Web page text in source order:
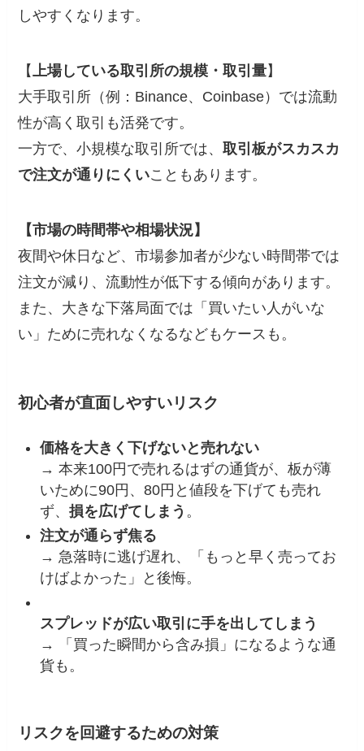
しやすくなります。
【上場している取引所の規模・取引量】
大手取引所（例：Binance、Coinbase）では流動
性が高く取引も活発です。
一方で、小規模な取引所では、取引板がスカスカ
で注文が通りにくいこともあります。
【市場の時間帯や相場状況】
夜間や休日など、市場参加者が少ない時間帯では
注文が減り、流動性が低下する傾向があります。
また、大きな下落局面では「買いたい人がいな
い」ために売れなくなるなどもケースも。
初心者が直面しやすいリスク
価格を大きく下げないと売れない
→ 本来100円で売れるはずの通貨が、板が薄
いために90円、80円と値段を下げても売れ
ず、損を広げてしまう 。
注文が通らず焦る
→ 急落時に逃げ遅れ、「もっと早く売ってお
けばよかった」と後悔。
スプレッドが広い取引に手を出してしまう
→ 「買った瞬間から含み損」になるような通
貨も。
リスクを回避するための対策